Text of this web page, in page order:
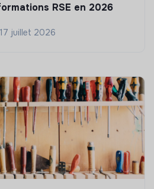
RSE en 2026
17 juillet 2026